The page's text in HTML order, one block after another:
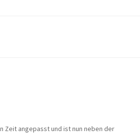
Zeit angepasst und ist nun neben der